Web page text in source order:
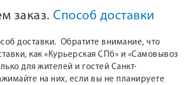
заказ. Способ доставки
доставки. Обратите внимание, что
как «Курьерская СПб» и «Самовывоз
для жителей и гостей Санкт-
на них, если вы не планируете